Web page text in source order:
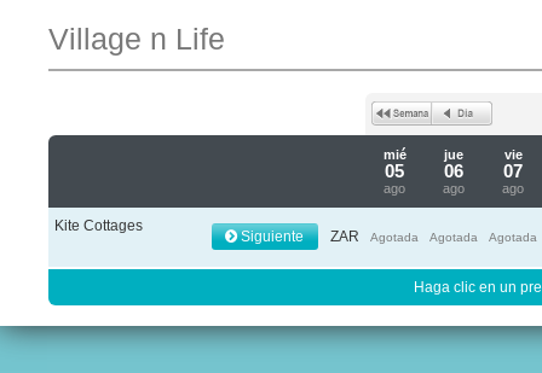
Village n Life
mié
05
ago
jue
06
ago
vie
07
ago
Kite Cottages
Siguiente ZAR Agotada Agotada Agotada
Haga clic en un